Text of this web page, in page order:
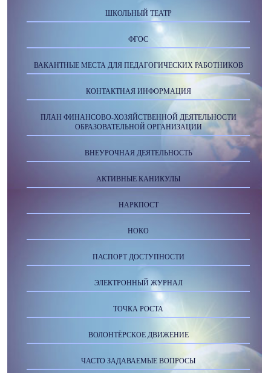
ШКОЛЬНЫЙ ТЕАТР
ФГОС
ВАКАНТНЫЕ МЕСТА ДЛЯ ПЕДАГОГИЧЕСКИХ РАБОТНИКОВ
КОНТАКТНАЯ ИНФОРМАЦИЯ
ПЛАН ФИНАНСОВО-ХОЗЯЙСТВЕННОЙ ДЕЯТЕЛЬНОСТИ
ОБРАЗОВАТЕЛЬНОЙ ОРГАНИЗАЦИИ
ВНЕУРОЧНАЯ ДЕЯТЕЛЬНОСТЬ
АКТИВНЫЕ КАНИКУЛЫ
НАРКПОСТ
НОКО
ПАСПОРТ ДОСТУПНОСТИ
ЭЛЕКТРОННЫЙ ЖУРНАЛ
ТОЧКА РОСТА
ВОЛОНТЁРСКОЕ ДВИЖЕНИЕ
ЧАСТО ЗАДАВАЕМЫЕ ВОПРОСЫ